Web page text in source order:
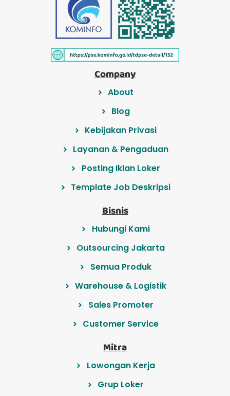
Company
About
Blog
Kebijakan Privasi
Layanan & Pengaduan
Posting Iklan Loker
Template Job Deskripsi
Bisnis
Hubungi Kami
Outsourcing Jakarta
Semua Produk
Warehouse & Logistik
Sales Promoter
Customer Service
Mitra
Lowongan Kerja
Grup Loker